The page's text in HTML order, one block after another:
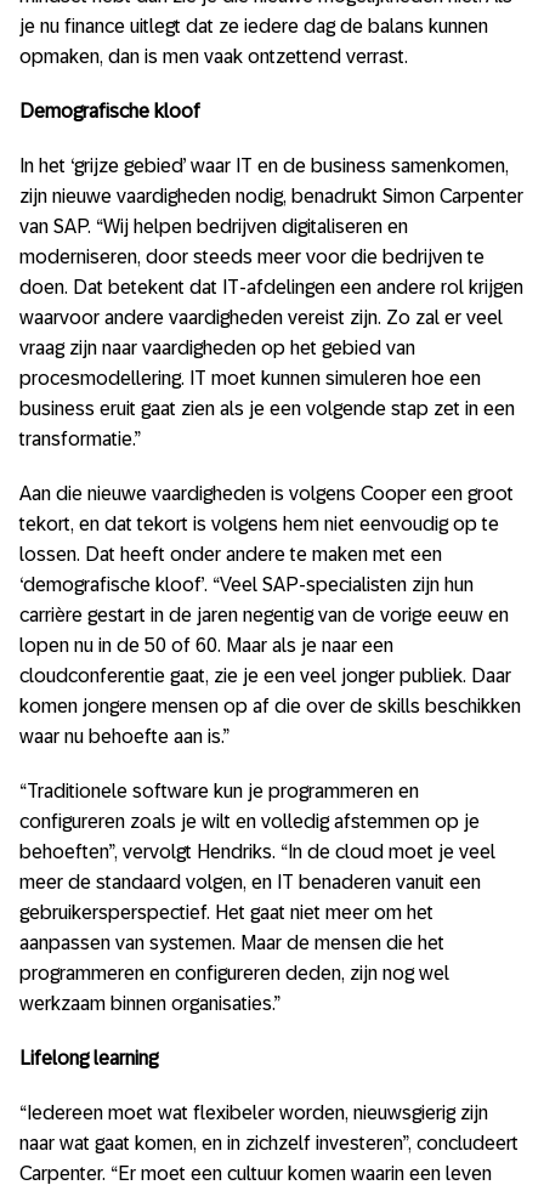
je nu finance uitlegt dat ze iedere dag de balans kunnen
opmaken, dan is men vaak ontzettend verrast.
Demografische kloof
In het ‘grijze gebied’ waar IT en de business samenkomen,
zijn nieuwe vaardigheden nodig, benadrukt Simon Carpenter
van SAP. “Wij helpen bedrijven digitaliseren en
moderniseren, door steeds meer voor die bedrijven te
doen. Dat betekent dat IT-afdelingen een andere rol krijgen
waarvoor andere vaardigheden vereist zijn. Zo zal er veel
vraag zijn naar vaardigheden op het gebied van
procesmodellering. IT moet kunnen simuleren hoe een
business eruit gaat zien als je een volgende stap zet in een
transformatie.”
Aan die nieuwe vaardigheden is volgens Cooper een groot
tekort, en dat tekort is volgens hem niet eenvoudig op te
lossen. Dat heeft onder andere te maken met een
‘demografische kloof’. “Veel SAP-specialisten zijn hun
carrière gestart in de jaren negentig van de vorige eeuw en
lopen nu in de 50 of 60. Maar als je naar een
cloudconferentie gaat, zie je een veel jonger publiek. Daar
komen jongere mensen op af die over de skills beschikken
waar nu behoefte aan is.”
“Traditionele software kun je programmeren en
configureren zoals je wilt en volledig afstemmen op je
behoeften”, vervolgt Hendriks. “In de cloud moet je veel
meer de standaard volgen, en IT benaderen vanuit een
gebruikersperspectief. Het gaat niet meer om het
aanpassen van systemen. Maar de mensen die het
programmeren en configureren deden, zijn nog wel
werkzaam binnen organisaties.”
Lifelong learning
“Iedereen moet wat flexibeler worden, nieuwsgierig zijn
naar wat gaat komen, en in zichzelf investeren”, concludeert
Carpenter. “Er moet een cultuur komen waarin een leven